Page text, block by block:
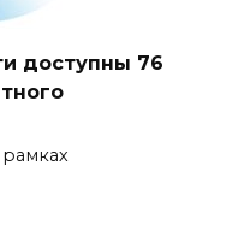
доступны 76